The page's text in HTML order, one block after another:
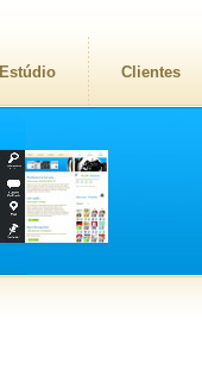
Estúdio Clientes